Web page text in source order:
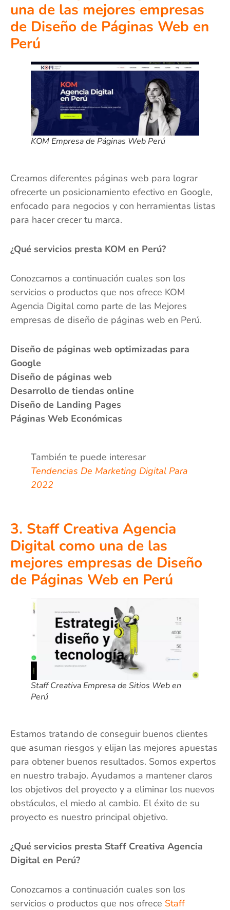
una de las mejores empresas
de Diseño de Páginas Web en
Perú
KOM Empresa de Páginas Web Perú
Creamos diferentes páginas web para lograr
ofrecerte un posicionamiento efectivo en Google,
enfocado para negocios y con herramientas listas
para hacer crecer tu marca.
¿Qué servicios presta KOM en Perú?
Conozcamos a continuación cuales son los
servicios o productos que nos ofrece KOM
Agencia Digital como parte de las Mejores
empresas de diseño de páginas web en Perú.
Diseño de páginas web optimizadas para
Google
Diseño de páginas web
Desarrollo de tiendas online
Diseño de Landing Pages
Páginas Web Económicas
También te puede interesar
Tendencias De Marketing Digital Para
2022
3. Staff Creativa Agencia
Digital como una de las
mejores empresas de Diseño
de Páginas Web en Perú
Staff Creativa Empresa de Sitios Web en
Perú
Estamos tratando de conseguir buenos clientes
que asuman riesgos y elijan las mejores apuestas
para obtener buenos resultados. Somos expertos
en nuestro trabajo. Ayudamos a mantener claros
los objetivos del proyecto y a eliminar los nuevos
obstáculos, el miedo al cambio. El éxito de su
proyecto es nuestro principal objetivo.
¿Qué servicios presta Staff Creativa Agencia
Digital en Perú?
Conozcamos a continuación cuales son los
servicios o productos que nos ofrece Staff